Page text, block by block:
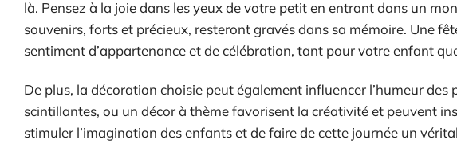
là. Pensez à la joie dans les yeux de votre petit en entrant dans un
souvenirs, forts et précieux, resteront gravés dans sa mémoire. Une
sentiment d’appartenance et de célébration, tant pour votre enfant
De plus, la décoration choisie peut également influencer l’humeur
scintillantes, ou un décor à thème favorisent la créativité et peuvent
stimuler l’imagination des enfants et de faire de cette journée un